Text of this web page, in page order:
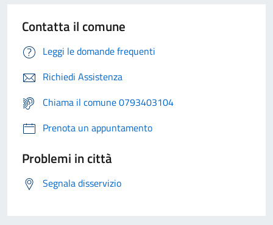
Contatta il comune
Leggi le domande frequenti
Richiedi Assistenza
Chiama il comune 0793403104
Prenota un appuntamento
Problemi in città
Segnala disservizio